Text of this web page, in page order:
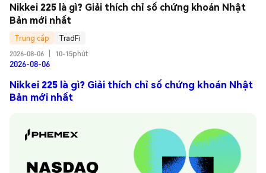
Nikkei 225 là gì? Giải thích chỉ số chứng khoán Nhật
Bản mới nhất
Trung cấp
TradFi
2026-08-06
10-15phút
2026-08-06
Nikkei 225 là gì? Giải thích chỉ số chứng khoán Nhật
Bản mới nhất